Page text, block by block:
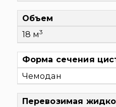
Объем
18 м3
Форма сечения
Чемодан
Перевозимая